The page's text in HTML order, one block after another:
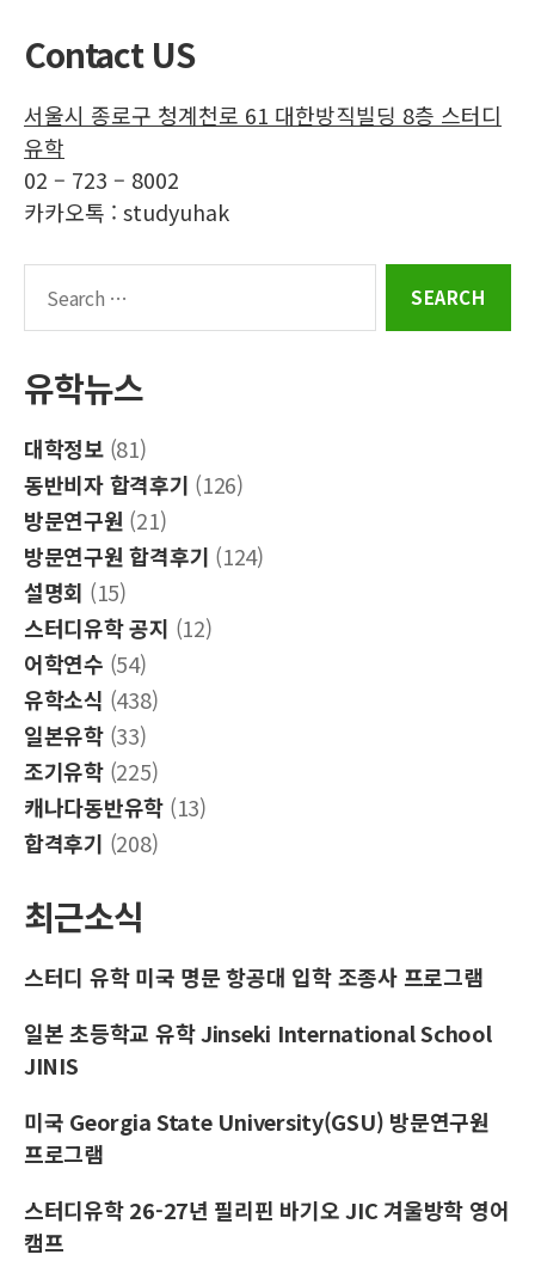
램
그
Contact US
서울시 종로구 청계천로 61 대한방직빌딩 8층 스터디
유학
02 – 723 – 8002
카카오톡 : studyuhak
유학뉴스
대학정보(81)
동반비자 합격후기 (126)
방문연구원 (21)
방문연구원 합격후기 (124)
설명회 (15)
스터디유학 공지 (12)
어학연수 (54)
유학소식 (438)
일본유학(33)
조기유학(225)
캐나다동반유학 (13)
합격후기 (208)
최근소식
스터디 유학 미국 명문 항공대 입학 조종사 프로그램
일본 초등학교 유학 Jinseki International School
JINIS
미국 Georgia State University(GSU) 방문연구원
프로그램
스터디유학 26-27년 필리핀 바기오 JIC 겨울방학 영어
캠프